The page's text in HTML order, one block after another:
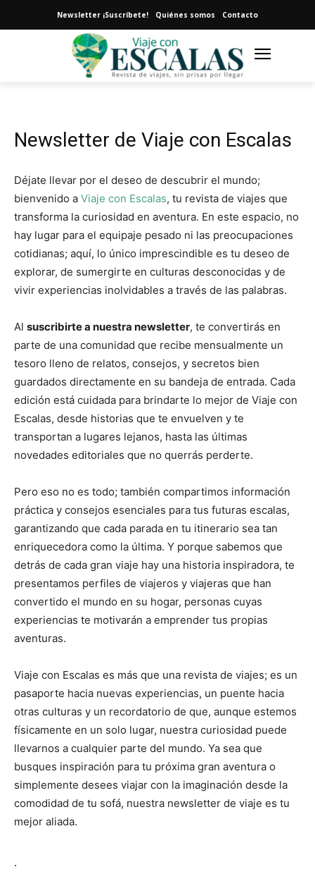
Newsletter ¡Suscríbete! Quiénes somos Contacto
Newsletter de Viaje con Escalas
Déjate llevar por el deseo de descubrir el mundo;
bienvenido a Viaje con Escalas, tu revista de viajes que
transforma la curiosidad en aventura. En este espacio, no
hay lugar para el equipaje pesado ni las preocupaciones
cotidianas; aquí, lo único imprescindible es tu deseo de
explorar, de sumergirte en culturas desconocidas y de
vivir experiencias inolvidables a través de las palabras.
Al suscribirte a nuestra newsletter, te convertirás en
parte de una comunidad que recibe mensualmente un
tesoro lleno de relatos, consejos, y secretos bien
guardados directamente en su bandeja de entrada. Cada
edición está cuidada para brindarte lo mejor de Viaje con
Escalas, desde historias que te envuelven y te
transportan a lugares lejanos, hasta las últimas
novedades editoriales que no querrás perderte.
Pero eso no es todo; también compartimos información
práctica y consejos esenciales para tus futuras escalas,
garantizando que cada parada en tu itinerario sea tan
enriquecedora como la última. Y porque sabemos que
detrás de cada gran viaje hay una historia inspiradora, te
presentamos perfiles de viajeros y viajeras que han
convertido el mundo en su hogar, personas cuyas
experiencias te motivarán a emprender tus propias
aventuras.
Viaje con Escalas es más que una revista de viajes; es un
pasaporte hacia nuevas experiencias, un puente hacia
otras culturas y un recordatorio de que, aunque estemos
físicamente en un solo lugar, nuestra curiosidad puede
llevarnos a cualquier parte del mundo. Ya sea que
busques inspiración para tu próxima gran aventura o
simplemente desees viajar con la imaginación desde la
comodidad de tu sofá, nuestra newsletter de viaje es tu
mejor aliada.
.